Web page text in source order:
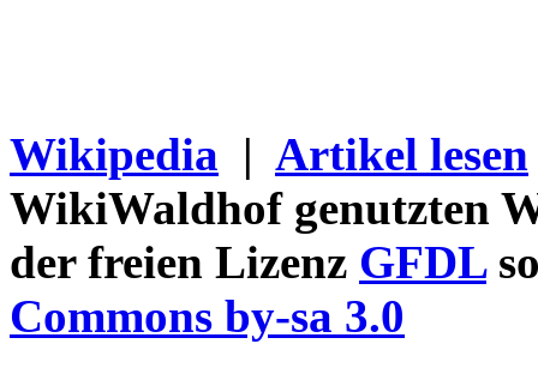
Wikipedia | Artikel lesen
WikiWaldhof genutzten
der freien Lizenz GFDL
Commons by-sa 3.0